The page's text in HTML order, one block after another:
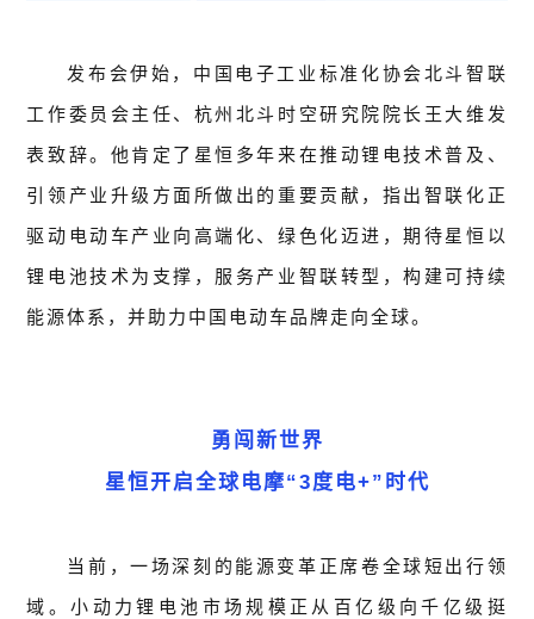
发布会伊始，中国电子工业标准化协会北斗智联
工作委员会主任、杭州北斗时空研究院院长王大维发
表致辞。他肯定了星恒多年来在推动锂电技术普及、
引领产业升级方面所做出的重要贡献，指出智联化正
驱动电动车产业向高端化、绿色化迈进，期待星恒以
锂电池技术为支撑，服务产业智联转型，构建可持续
能源体系，并助力中国电动车品牌走向全球。
勇闯新世界
星恒开启全球电摩“3度电+”时代
当前，一场深刻的能源变革正席卷全球短出行领
域。小动力锂电池市场规模正从百亿级向千亿级挺